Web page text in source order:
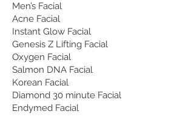
Men’s Facial
Acne Facial
Instant Glow Facial
Genesis Z Lifting Facial
Oxygen Facial
Salmon DNA Facial
Korean Facial
Diamond 30 minute Facial
Endymed Facial